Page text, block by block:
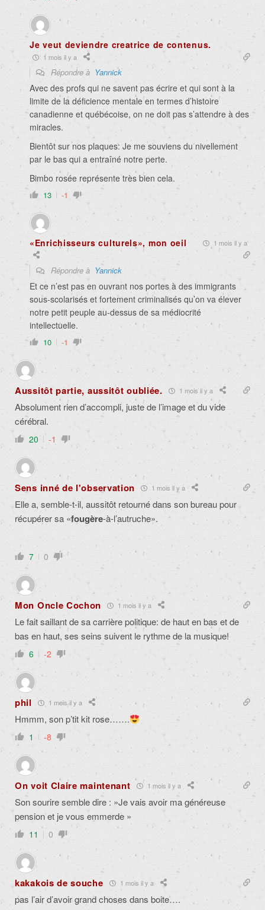
Je veut deviendre creatrice de contenus.
1 mois il y a
Répondre à Yannick
Avec des profs qui ne savent pas écrire et qui sont à la
limite de la déficience mentale en termes d’histoire
canadienne et québécoise, on ne doit pas s’attendre à des
miracles.
Bientôt sur nos plaques: Je me souviens du nivellement
par le bas qui a entraîné notre perte.
Bimbo rosée représente très bien cela.
13 -1
«Enrichisseurs culturels», mon oeil 1 mois il y a
Répondre à Yannick
Et ce n’est pas en ouvrant nos portes à des immigrants
sous-scolarisés et fortement criminalisés qu’on va élever
notre petit peuple au-dessus de sa médiocrité
intellectuelle.
10 -1
Aussitôt partie, aussitôt oubliée. 1 mois il y a
Absolument rien d’accompli, juste de l’image et du vide
cérébral.
20 -1
Sens inné de l'observation 1 mois il y a
Elle a, semble-t-il, aussitôt retourné dans son bureau pour
récupérer sa «fougère-à-l’autruche».
7 0
Mon Oncle Cochon 1 mois il y a
Le fait saillant de sa carrière politique: de haut en bas et de
bas en haut, ses seins suivent le rythme de la musique!
6 -2
phil 1 mois il y a
Hmmm, son p’tit kit rose…….
1 -8
On voit Claire maintenant 1 mois il y a
Son sourire semble dire : »Je vais avoir ma généreuse
pension et je vous emmerde »
11 0
kakakois de souche 1 mois il y a
pas l’air d’avoir grand choses dans boite….